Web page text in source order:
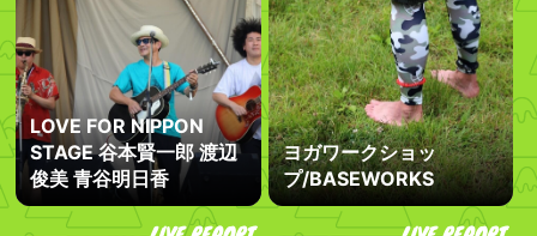
LOVE FOR NIPPON
STAGE 谷本賢一郎 渡辺
俊美 青谷明日香
ヨガワークショッ
プ/BASEWORKS